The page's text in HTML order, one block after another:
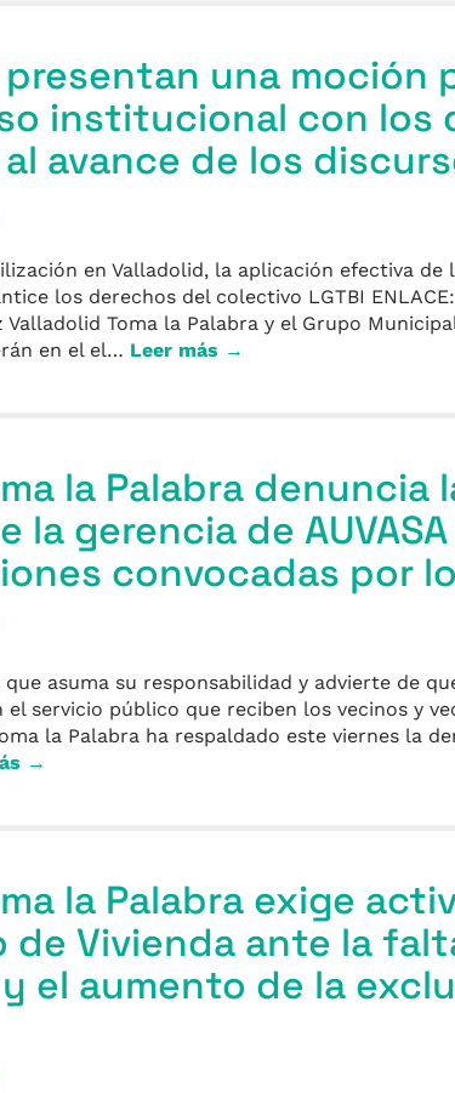
presentan una moción
institucional con los
al avance de los
en Valladolid, la aplicación efectiva
los derechos del colectivo LGTBI
Toma la Palabra y el Grupo
en el el… Leer más →
la Palabra denuncia
la gerencia de
convocadas por
asuma su responsabilidad y advierte de
servicio público que reciben los vecinos y
la Palabra ha respaldado este viernes la
→
la Palabra exige
de Vivienda ante la
el aumento de la